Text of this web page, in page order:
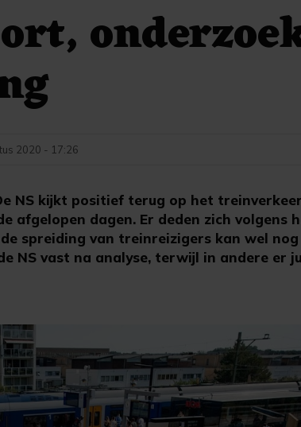
NS kijkt positief terug op het
afgelopen dagen. Er deden zich volgens
spreiding van treinreizigers kan wel
NS vast na analyse, terwijl in andere er
2020 - 17:26